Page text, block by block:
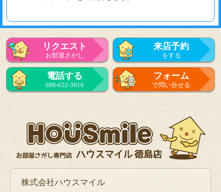
リクエスト
お部屋さがし
来店予約
をする
電話する
088-652-3016
フォーム
で問い合せる
株式会社ハウスマイル